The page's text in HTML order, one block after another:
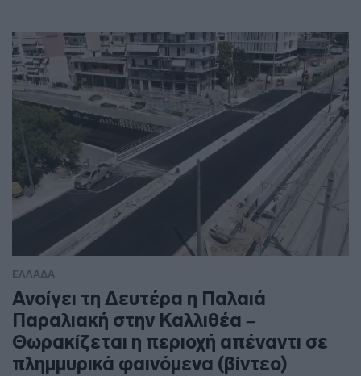
ΕΛΛΑΔΑ
Ανοίγει τη Δευτέρα η Παλαιά
Παραλιακή στην Καλλιθέα –
Θωρακίζεται η περιοχή απέναντι σε
πλημμυρικά φαινόμενα (βίντεο)